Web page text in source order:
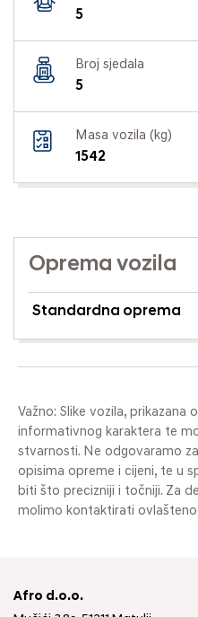
5
Broj sjedala
5
Masa vozila (kg)
1542
Oprema vozila
Standardna oprema
Važno: Slike vozila, prikazana
informativnog karaktera te
stvarnosti. Ne odgovaramo
opisima opreme i cijeni, te u
biti što precizniji i točniji. Za
molimo kontaktirati
Afro d.o.o.